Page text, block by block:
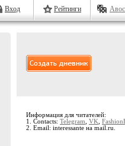
Вход Рейтинги
Информация для читателей:
1. Contacts: Telegram VK
2. Email: interessante на mail.ru.